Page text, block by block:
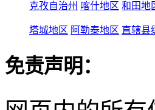
克孜自治州 喀什地区 和田地
塔城地区 阿勒泰地区 直辖县
免责声明：